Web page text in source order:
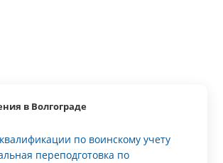
в Волгограде
по воинскому учету
переподготовка по